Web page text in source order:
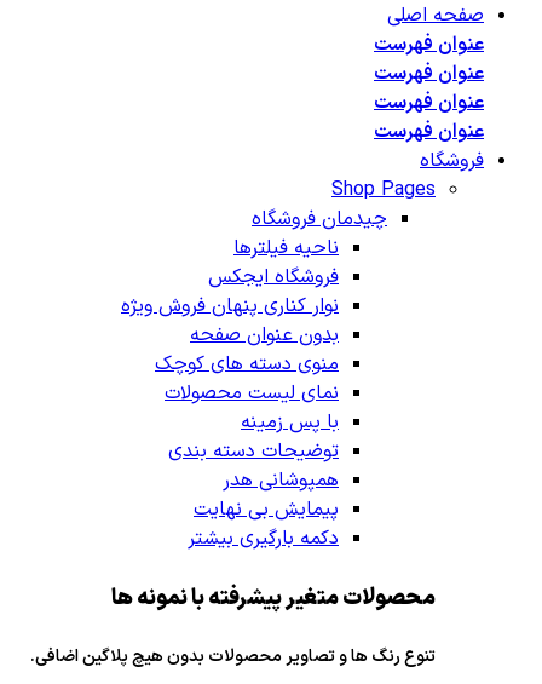
صفحه اصلی
عنوان فهرست
عنوان فهرست
عنوان فهرست
عنوان فهرست
فروشگاه
Shop Pages
چیدمان فروشگاه
ناحیه فیلترها
فروشگاه ایجکس
نوار کناری پنهانفروش ویژه
بدون عنوان صفحه
منوی دسته های کوچک
نمای لیست محصولات
با پس زمینه
توضیحات دسته بندی
همپوشانی هدر
پیمایش بی نهایت
دکمه بارگیری بیشتر
محصولات متغیر پیشرفته با نمونه ها
تنوع رنگ ها و تصاویر محصولات بدون هیچ پلاگین اضافی.